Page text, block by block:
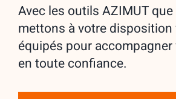
Avec les outils AZIMUT
mettons à votre disposition
équipés pour
en toute confiance.